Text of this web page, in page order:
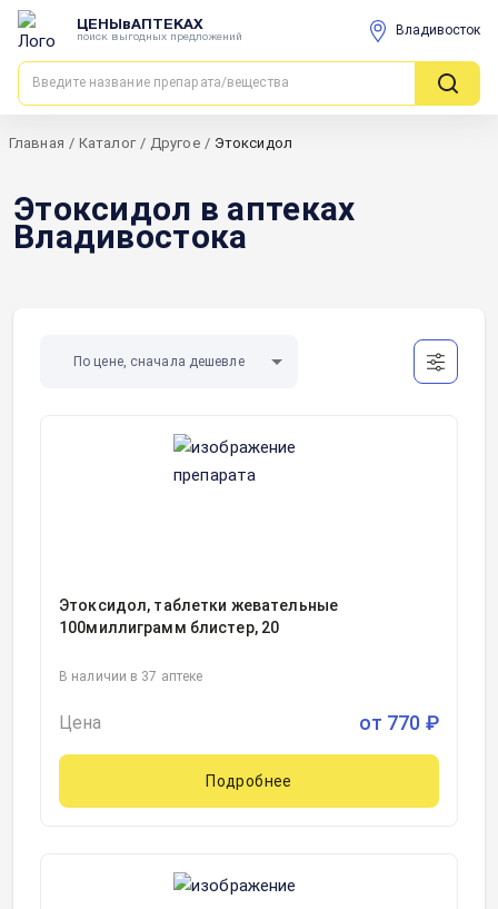
ЦЕНЫвАПТЕКАХ
поиск выгодных предложений Владивосток
Главная / Каталог / Другое / Этоксидол
Этоксидол в аптеках
Владивостока
По цене, сначала дешевле
Этоксидол, таблетки жевательные
100миллиграмм блистер, 20
В наличии в 37 аптеке
Цена от 770 ₽
Подробнее